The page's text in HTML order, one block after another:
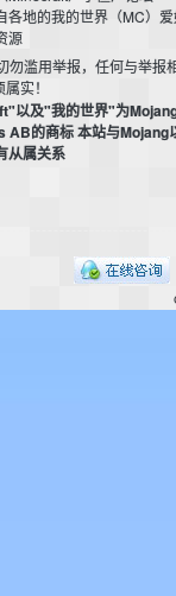
各地的我的世界（MC）
源
勿滥用举报，任何与举报
实！
以及"我的世界"为
AB的商标 本站与Mojang
从属关系